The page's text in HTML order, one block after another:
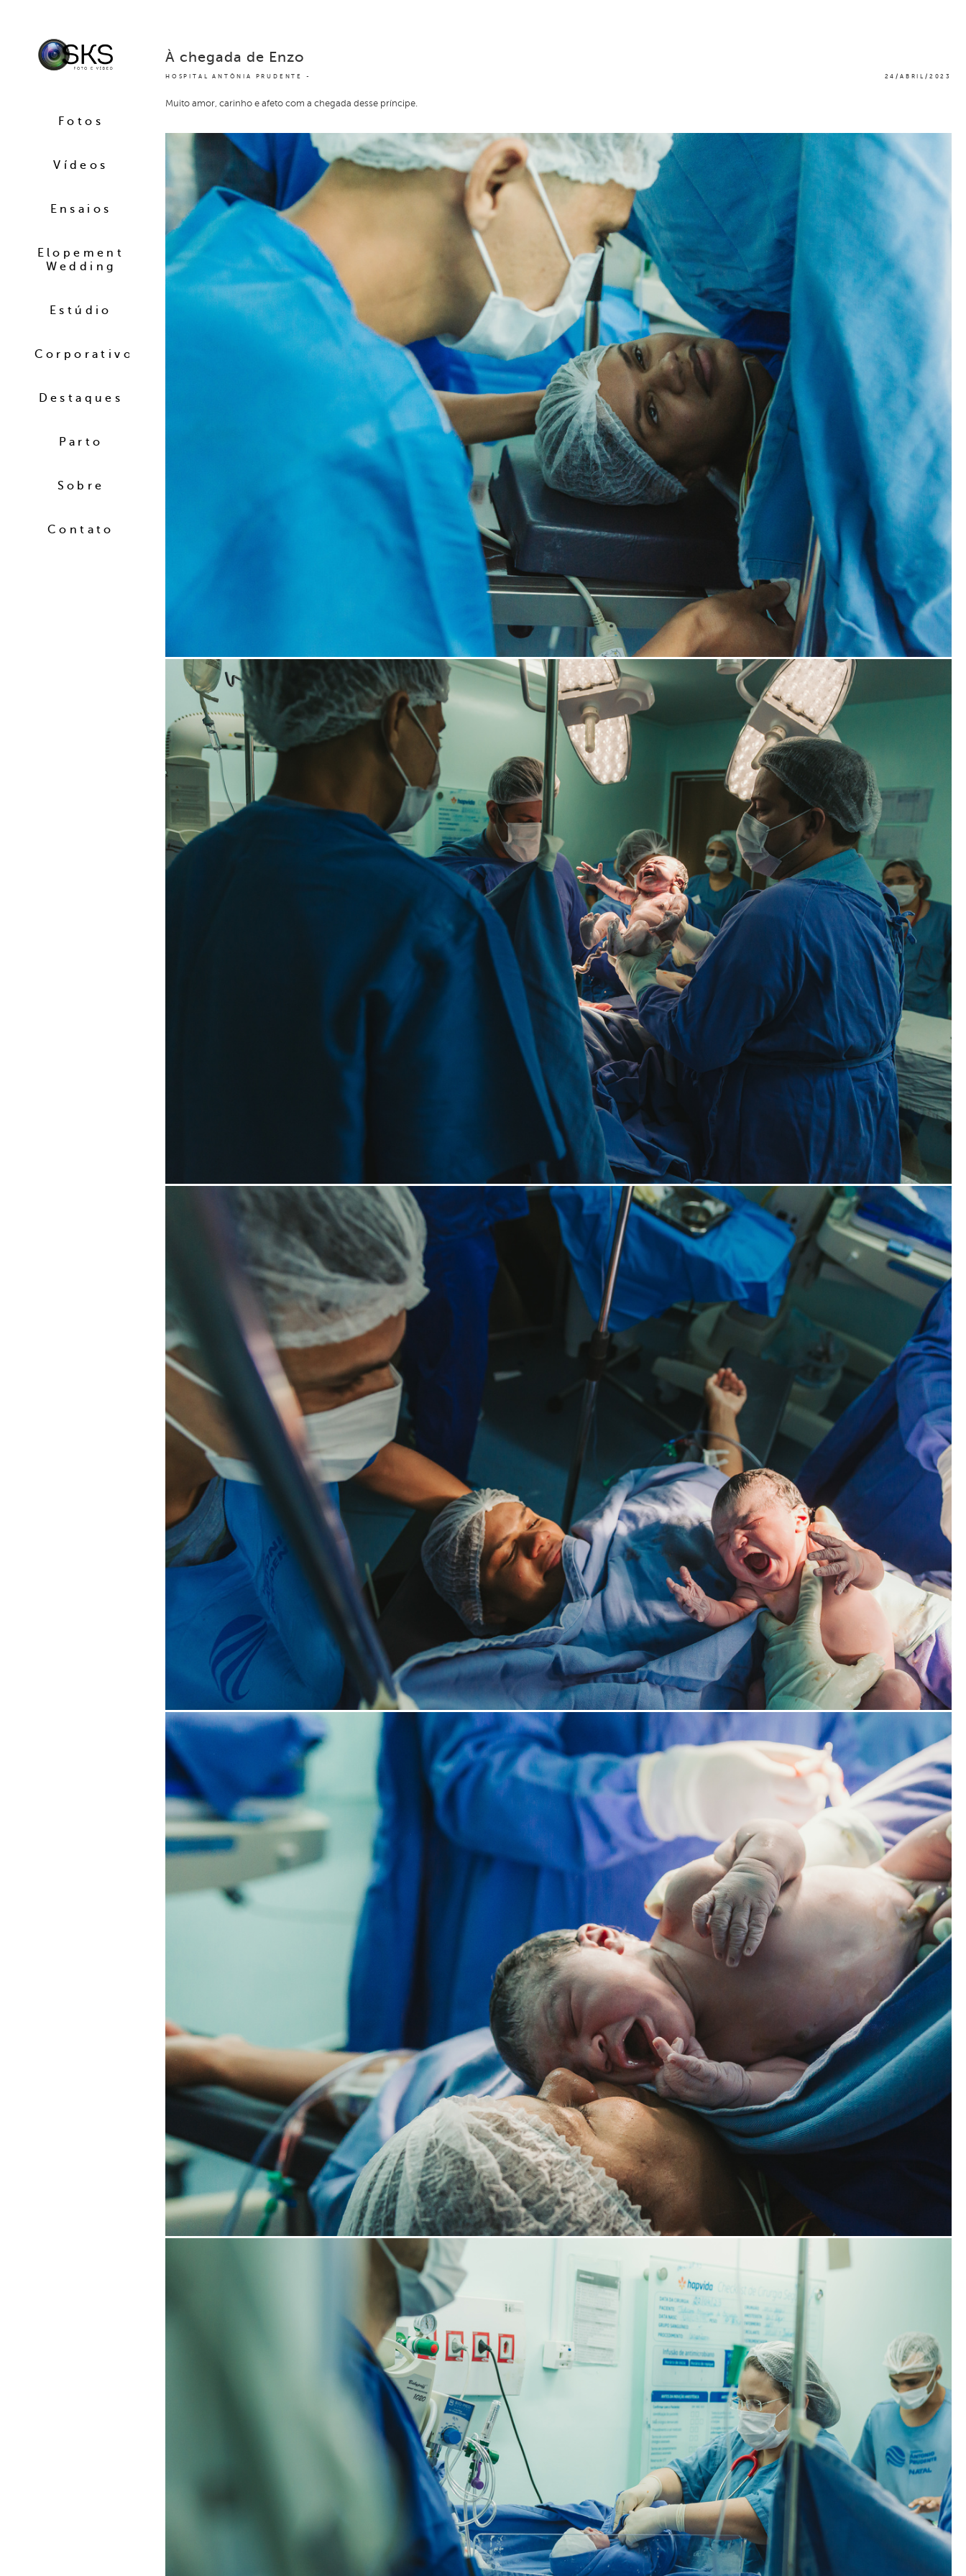
Fotos
Vídeos
Ensaios
Elopement
Wedding
Estúdio
Corporativo
Destaques
Parto
Sobre
Contato
HOSPITAL ANTÔNIA PRUDENTE 24/ABRIL/2023
À chegada de Enzo
Muito amor, carinho e afeto com a chegada desse príncipe.